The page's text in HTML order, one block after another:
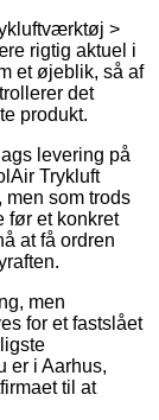
>
rigtig aktuel i
et øjeblik, så af
det
produkt.
levering på
Trykluft
men som trods
før et konkret
at få ordren
men
for et fastslået
er i Aarhus,
til at